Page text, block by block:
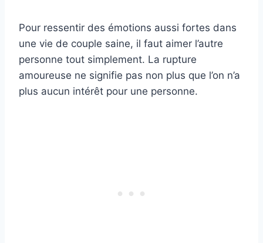
Pour ressentir des émotions aussi fortes dans
une vie de couple saine, il faut aimer l’autre
personne tout simplement. La rupture
amoureuse ne signifie pas non plus que l’on n’a
plus aucun intérêt pour une personne.